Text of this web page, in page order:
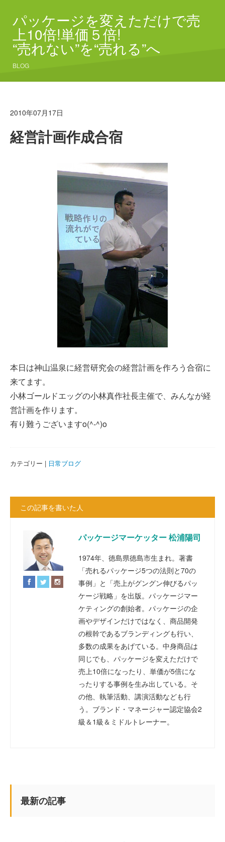
パッケージを変えただけで売
上10倍!単価５倍!
“売れない”を“売れる”へ
BLOG
2010年07月17日
経営計画作成合宿
本日は神山温泉に経営研究会の経営計画を作ろう合宿に
来てます。
小林ゴールドエッグの小林真作社長主催で、みんなが経
営計画を作ります。
有り難うございますo(^-^)o
カテゴリー | 日常ブログ
この記事を書いた人
パッケージマーケッター 松浦陽司
1974年、徳島県徳島市生まれ。著書
「売れるパッケージ5つの法則と70の
事例」と「売上がグングン伸びるパッ
ケージ戦略」を出版。パッケージマー
ケティングの創始者。パッケージの企
画やデザインだけではなく、商品開発
の根幹であるブランディングも行い、
多数の成果をあげている。中身商品は
同じでも、パッケージを変えただけで
売上10倍になったり、単価が5倍にな
ったりする事例を生み出している。そ
の他、執筆活動、講演活動なども行
う。ブランド・マネージャー認定協会2
級＆1級＆ミドルトレーナー。
最新の記事